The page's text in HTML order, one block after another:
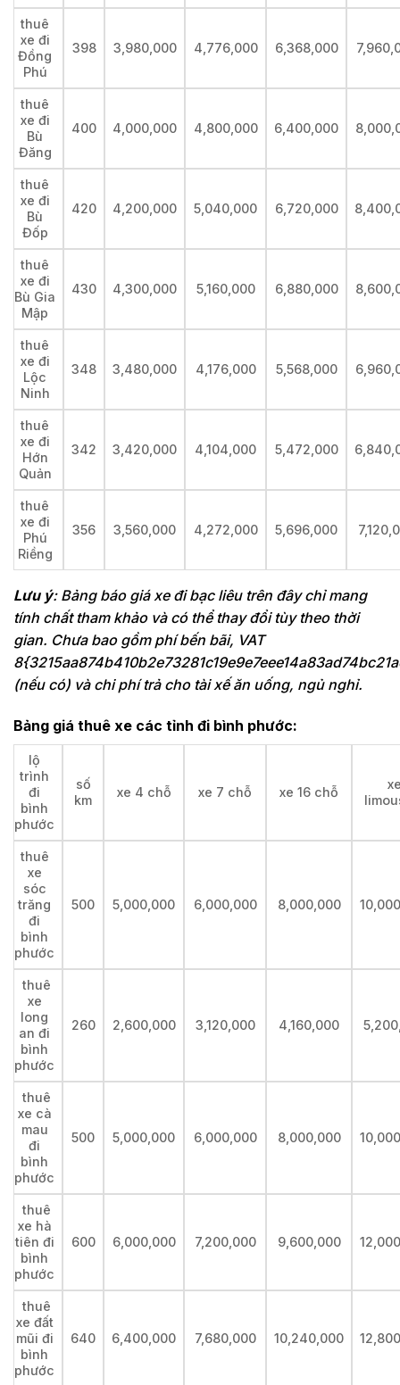
thuê
xe đi
Đồng
Phú
398 3,980,000 4,776,000 6,368,000
thuê
xe đi
Bù
Đăng
400 4,000,000 4,800,000 6,400,000
thuê
xe đi
Bù
Đốp
420 4,200,000 5,040,000 6,720,000
thuê
xe đi
Bù Gia
Mập
430 4,300,000 5,160,000 6,880,000
thuê
xe đi
Lộc
Ninh
348 3,480,000 4,176,000 5,568,000
thuê
xe đi
Hớn
Quản
342 3,420,000 4,104,000 5,472,000
thuê
xe đi
Phú
Riềng
356 3,560,000 4,272,000 5,696,000
Lưu ý: Bảng báo giá xe đi bạc liêu trên đây chỉ mang
tính chất tham khảo và có thể thay đổi tùy theo thời
gian. Chưa bao gồm phí bến bãi, VAT
(nếu có) và chi phí trả cho tài xế ăn uống, ngủ nghỉ.
Bảng giá thuê xe các tỉnh đi bình phước:
lộ
trình
đi
bình
phước
số
km
xe 4 chỗ xe 7 chỗ xe 16 chỗ
thuê
xe
sóc
trăng
đi
bình
phước
500 5,000,000 6,000,000 8,000,000
thuê
xe
long
an đi
bình
phước
260 2,600,000 3,120,000 4,160,000
thuê
xe cà
mau
đi
bình
phước
500 5,000,000 6,000,000 8,000,000
thuê
xe hà
tiên đi
bình
phước
600 6,000,000 7,200,000 9,600,000
thuê
xe đất
mũi đi
bình
phước
640 6,400,000 7,680,000 10,240,000